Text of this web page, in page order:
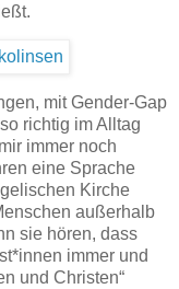
mit Gender-Gap
richtig im Alltag
immer noch
eine Sprache
Kirche
außerhalb
sie hören, dass
immer und
und Christen“